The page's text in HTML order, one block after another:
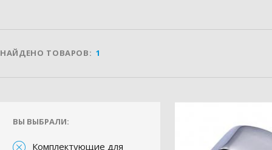
НАЙДЕНО ТОВАРОВ: 1
ВЫ ВЫБРАЛИ:
Комплектующие для